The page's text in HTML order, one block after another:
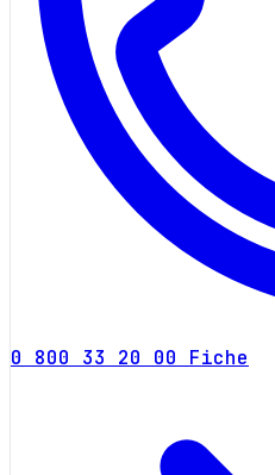
0 800 33 20 00 Fiche